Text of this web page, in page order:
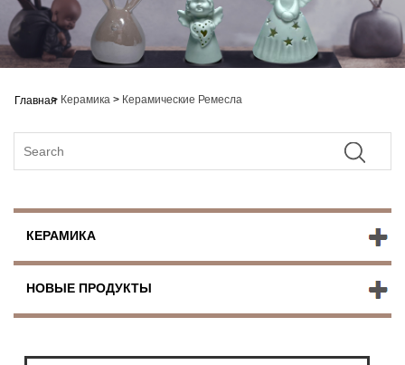
Главная
> Керамика > Керамические Ремесла
КЕРАМИКА
НОВЫЕ ПРОДУКТЫ